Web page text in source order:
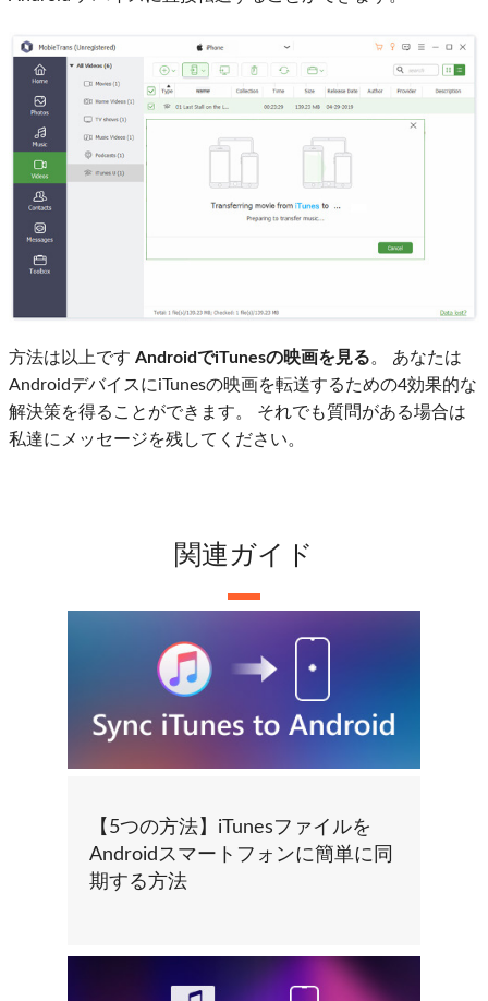
方法は以上です AndroidでiTunesの映画を見る。 あなたは
AndroidデバイスにiTunesの映画を転送するための4効果的な
解決策を得ることができます。 それでも質問がある場合は
私達にメッセージを残してください。
関連ガイド
【5つの方法】iTunesファイルを
Androidスマートフォンに簡単に同
期する方法